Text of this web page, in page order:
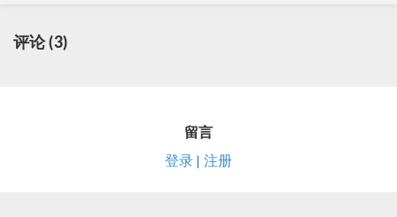
评论 (3)
留言
登录 | 注册